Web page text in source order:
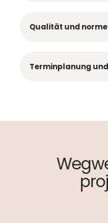
Qualität und
Terminplanung und